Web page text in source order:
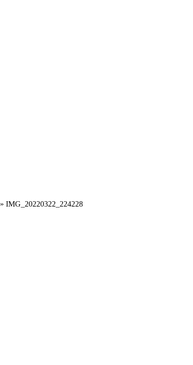
» IMG_20220322_224228